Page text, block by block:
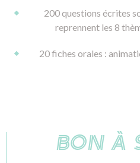
200 questions écrites
reprennent les 8
20 fiches orales :
BON À